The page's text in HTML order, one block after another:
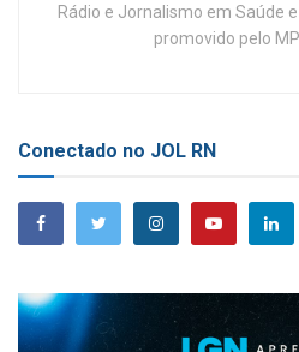
Rádio e Jornalismo em Saúde
promovido pelo
Conectado no JOL RN